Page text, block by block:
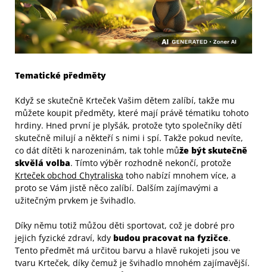
Tematické předměty
Když se skutečně Krteček Vašim dětem zalíbí, takže mu
můžete koupit předměty, které mají právě tématiku tohoto
hrdiny. Hned první je plyšák, protože tyto společníky dětí
skutečně milují a někteří s nimi i spí. Takže pokud nevíte,
co dát dítěti k narozeninám, tak tohle může být skutečně
skvělá volba. Tímto výběr rozhodně nekončí, protože
Krteček obchod Chytraliska toho nabízí mnohem více, a
proto se Vám jistě něco zalíbí. Dalším zajímavými a
užitečným prvkem je švihadlo.
Díky němu totiž můžou děti sportovat, což je dobré pro
jejich fyzické zdraví, kdy budou pracovat na fyzičce.
Tento předmět má určitou barvu a hlavě rukojeti jsou ve
tvaru Krteček, díky čemuž je švihadlo mnohém zajímavější.